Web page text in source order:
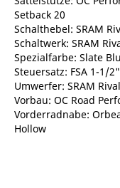
Setback 20
Schalthebel: SRAM
Schaltwerk: SRAM
Spezialfarbe: Slate
Steuersatz: FSA 1-1/
Umwerfer: SRAM Rival
Vorbau: OC Road
Vorderradnabe:
Hollow